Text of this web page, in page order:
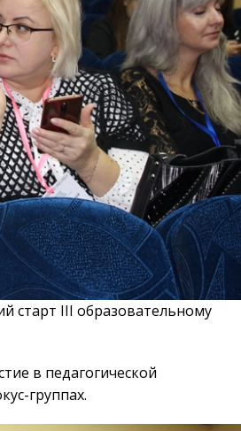
старт III образовательному
в педагогической
группах.